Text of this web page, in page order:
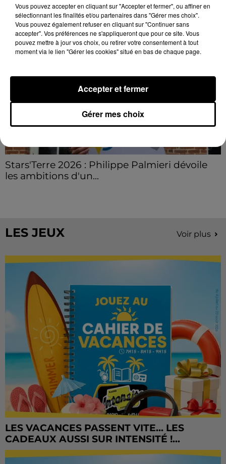
Grâce...
LE GRAND FORMAT Voir plus
Stars'Terre 2026 : Philippe Palmieri dévoile
les ambitions d'un...
LES JEUX Voir plus
LES VACANCES PASSENT VITE... LES
CADEAUX AUSSI SUR INTENSITÉ !...
Vous pouvez accepter en cliquant sur "Accepter et fermer", ou affiner en
sélectionnant les finalités et/ou partenaires dans "Gérer mes choix".
Vous pouvez également refuser en cliquant sur "Continuer sans
accepter". Vos préférences ne s'appliqueront que pour ce site. Vous
pouvez mettre à jour vos choix, ou retirer votre consentement à tout
moment via le lien "Gérer les cookies" situé en bas de chaque page.
Gérer mes choix
Accepter et fermer